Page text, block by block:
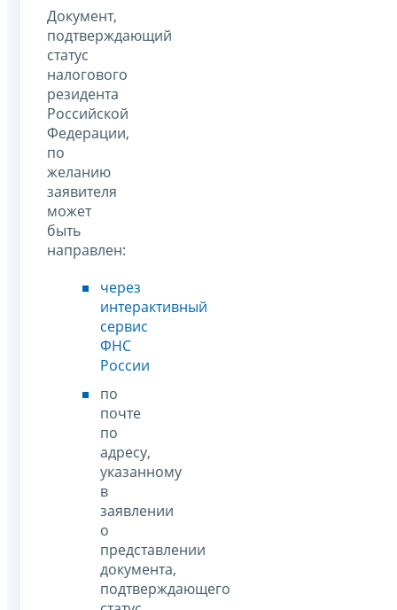
Документ,
подтверждающий
статус
налогового
резидента
Российской
Федерации,
по
желанию
заявителя
может
быть
направлен:
через
интерактивный
сервис
ФНС
России
по
почте
по
адресу,
указанному
в
заявлении
о
представлении
документа,
подтверждающего